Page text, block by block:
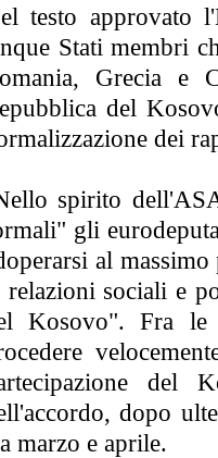
testo approvato
Stati membri
Grecia e
del
dei
spirito
gli
al
relazioni sociali e
Kosovo". Fra le
del
dopo
marzo e aprile.